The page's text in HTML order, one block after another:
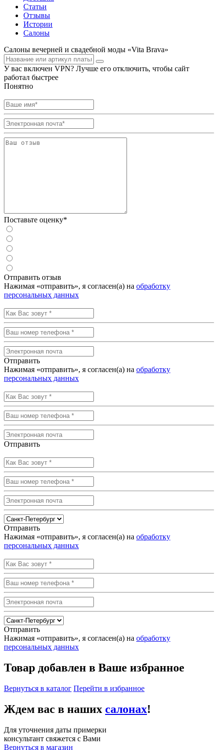
Статьи
Отзывы
Истории
Салоны
Салоны вечерней и свадебной моды «Vita Brava»
У вас включен VPN? Лучше его отключить, чтобы сайт
работал быстрее
Понятно
Поставьте оценку*
Отправить отзыв
Нажимая «отправить», я согласен(а) на обработку
персональных данных
Отправить
Нажимая «отправить», я согласен(а) на обработку
персональных данных
Отправить
Отправить
Нажимая «отправить», я согласен(а) на обработку
персональных данных
Отправить
Нажимая «отправить», я согласен(а) на обработку
персональных данных
Товар добавлен в Ваше избранное
Вернуться в каталог Перейти в избранное
Ждем вас в наших салонах!
Для уточнения даты примерки
консультант свяжется с Вами
Вернуться в магазин